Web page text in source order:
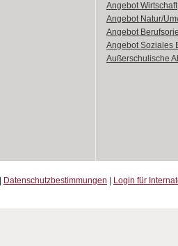
Angebot Wirtschaft
Angebot Natur/
Angebot
Angebot Soziales
Außerschulische
Datenschutzbestimmungen Login für